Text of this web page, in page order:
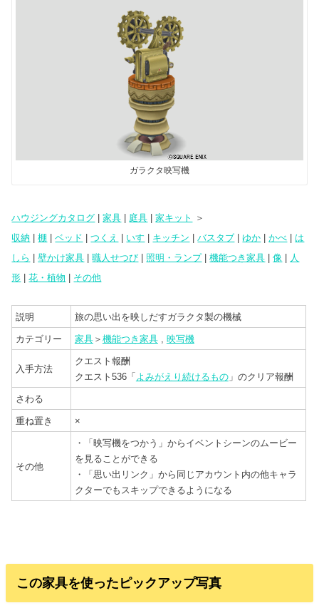
st
o
d
o
n
er
e
st
ガラクタ映写機
ハウジングカタログ |家具 庭具 |家キット
＞
収納 |棚 |ベッド |つくえ いす キッチン |バスタブ |ゆか |かべ
は
しら
|壁かけ家具 |職人せつび 照明・ランプ|機能つき家具 |像
人
形 |花・植物 その他
説明 旅の思い出を映しだすガラクタ製の機械
カテゴリー 家具＞ 機能つき家具, 映写機
入手方法
クエスト報酬
クエスト536「 よみがえり続けるもの」のクリア報酬
さわる
重ね置き ×
その他
・「映写機をつかう」からイベントシーンのムービー
を見ることができる
・「思い出リンク」から同じアカウント内の他キャラ
クターでもスキップできるようになる
この家具を使ったピックアップ写真